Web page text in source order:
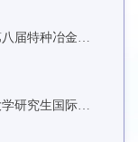
第三届高品质特殊钢冶金国际会议暨第八届特种冶金技术学术会议在东北大学召开
2026年智慧土木国际学术会议暨东北大学研究生国际暑期学校第九期在东北大学召开